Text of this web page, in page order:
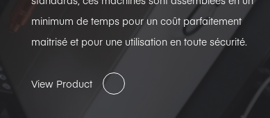
minimum de temps pour un coût parfaitement
maitrisé et pour une utilisation en toute sécurité.
View Product